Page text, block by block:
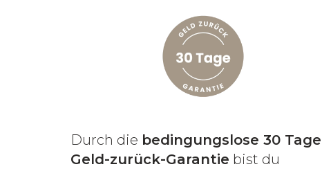
Durch die bedingungslose 30 Tage
Geld-zurück-Garantie bist du